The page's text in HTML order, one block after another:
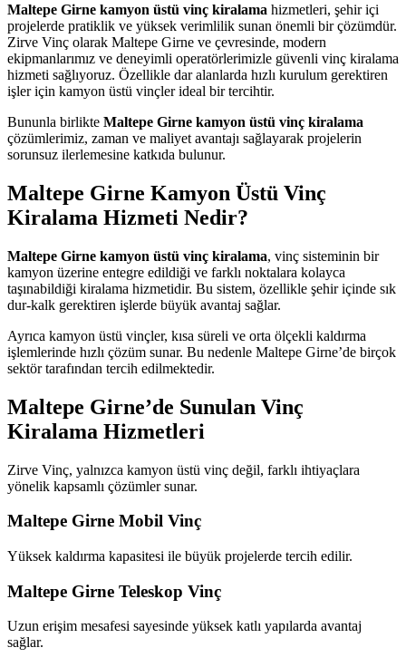
Maltepe Girne kamyon üstü vinç kiralama hizmetleri, şehir içi
projelerde pratiklik ve yüksek verimlilik sunan önemli bir çözümdür.
Zirve Vinç olarak Maltepe Girne ve çevresinde, modern
ekipmanlarımız ve deneyimli operatörlerimizle güvenli vinç kiralama
hizmeti sağlıyoruz. Özellikle dar alanlarda hızlı kurulum gerektiren
işler için kamyon üstü vinçler ideal bir tercihtir.
Bununla birlikte Maltepe Girne kamyon üstü vinç kiralama
çözümlerimiz, zaman ve maliyet avantajı sağlayarak projelerin
sorunsuz ilerlemesine katkıda bulunur.
Maltepe Girne Kamyon Üstü Vinç
Kiralama Hizmeti Nedir?
Maltepe Girne kamyon üstü vinç kiralama, vinç sisteminin bir
kamyon üzerine entegre edildiği ve farklı noktalara kolayca
taşınabildiği kiralama hizmetidir. Bu sistem, özellikle şehir içinde sık
dur-kalk gerektiren işlerde büyük avantaj sağlar.
Ayrıca kamyon üstü vinçler, kısa süreli ve orta ölçekli kaldırma
işlemlerinde hızlı çözüm sunar. Bu nedenle Maltepe Girne’de birçok
sektör tarafından tercih edilmektedir.
Maltepe Girne’de Sunulan Vinç
Kiralama Hizmetleri
Zirve Vinç, yalnızca kamyon üstü vinç değil, farklı ihtiyaçlara
yönelik kapsamlı çözümler sunar.
Maltepe Girne Mobil Vinç
Yüksek kaldırma kapasitesi ile büyük projelerde tercih edilir.
Maltepe Girne Teleskop Vinç
Uzun erişim mesafesi sayesinde yüksek katlı yapılarda avantaj
sağlar.